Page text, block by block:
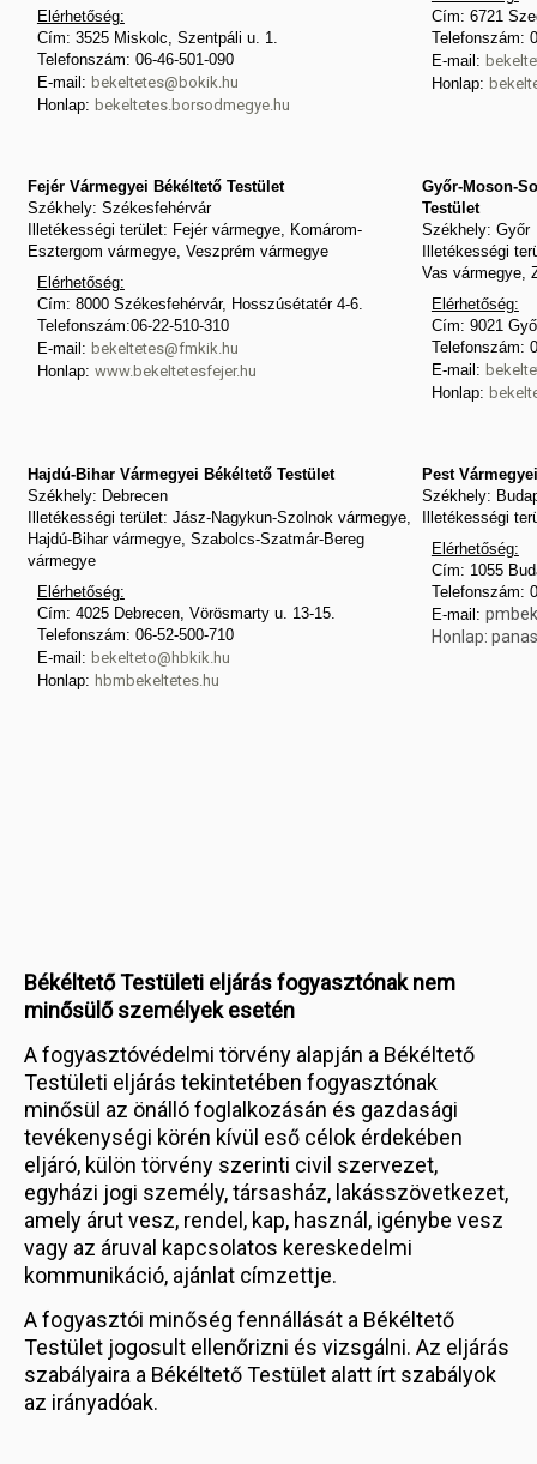
Elérhetőség:
Cím: 3525 Miskolc, Szentpáli u. 1.
Telefonszám: 06-46-501-090
E-mail: bekeltetes@bokik.hu
Honlap: bekeltetes.borsodmegye.hu
Cím: 6721
Telefonszám:
E-mail:
Honlap:
Fejér Vármegyei Békéltető Testület
Székhely: Székesfehérvár
Illetékességi terület: Fejér vármegye, Komárom-
Esztergom vármegye, Veszprém vármegye
Elérhetőség:
Cím: 8000 Székesfehérvár, Hosszúsétatér 4-6.
Telefonszám:06-22-510-310
E-mail: bekeltetes@fmkik.hu
Honlap: www.bekeltetesfejer.hu
Győr-Moson-
Testület
Székhely: Győr
Illetékességi
Vas vármegye,
Elérhetőség:
Cím: 9021
Telefonszám:
E-mail:
Honlap:
Hajdú-Bihar Vármegyei Békéltető Testület
Székhely: Debrecen
Illetékességi terület: Jász-Nagykun-Szolnok vármegye,
Hajdú-Bihar vármegye, Szabolcs-Szatmár-Bereg
vármegye
Elérhetőség:
Cím: 4025 Debrecen, Vörösmarty u. 13-15.
Telefonszám: 06-52-500-710
E-mail: bekelteto@hbkik.hu
Honlap: hbmbekeltetes.hu
Pest
Székhely:
Illetékességi
Elérhetőség:
Cím: 1055
Telefonszám:
E-mail:
Honlap:
Békéltető Testületi eljárás fogyasztónak nem
minősülő személyek esetén
A fogyasztóvédelmi törvény alapján a Békéltető
Testületi eljárás tekintetében fogyasztónak
minősül az önálló foglalkozásán és gazdasági
tevékenységi körén kívül eső célok érdekében
eljáró, külön törvény szerinti civil szervezet,
egyházi jogi személy, társasház, lakásszövetkezet,
amely árut vesz, rendel, kap, használ, igénybe vesz
vagy az áruval kapcsolatos kereskedelmi
kommunikáció, ajánlat címzettje.
A fogyasztói minőség fennállását a Békéltető
Testület jogosult ellenőrizni és vizsgálni. Az eljárás
szabályaira a Békéltető Testület alatt írt szabályok
az irányadóak.